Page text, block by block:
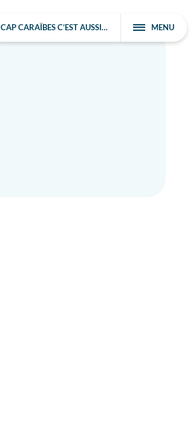
CAP CARAÏBES C’EST AUSSI… MENU